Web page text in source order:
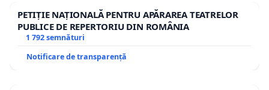
PETIȚIE NAȚIONALĂ PENTRU APĂRAREA TEATRELOR
PUBLICE DE REPERTORIU DIN ROMÂNIA
1 792 semnături
Notificare de transparență